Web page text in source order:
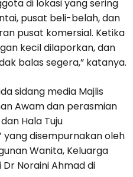
di lokasi yang sering
pusat beli-belah, dan
pusat komersial. Ketika
kecil dilaporkan, dan
balas segera,” katanya.
sidang media Majlis
Awam dan perasmian
Hala Tuju
yang disempurnakan oleh
Wanita, Keluarga
Noraini Ahmad di